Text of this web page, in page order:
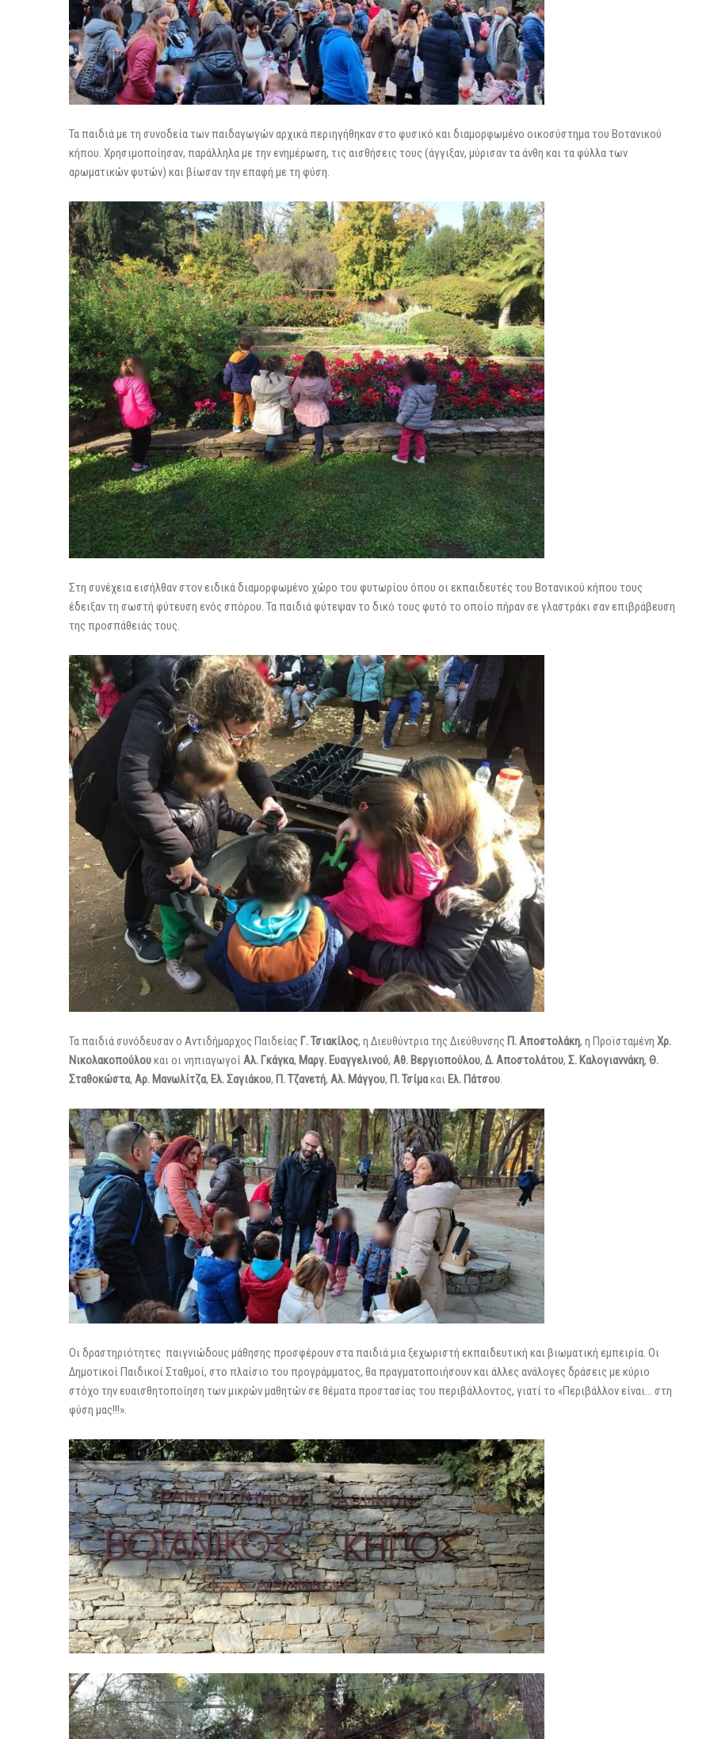
Τα παιδιά με τη συνοδεία των παιδαγωγών αρχικά περιηγήθηκαν στο φυσικό και διαμορφωμένο οικοσύστημα του Βοτανικού
κήπου. Χρησιμοποίησαν, παράλληλα με την ενημέρωση, τις αισθήσεις τους (άγγιξαν, μύρισαν τα άνθη και τα φύλλα των
αρωματικών φυτών) και βίωσαν την επαφή με τη φύση.
Στη συνέχεια εισήλθαν στον ειδικά διαμορφωμένο χώρο του φυτωρίου όπου οι εκπαιδευτές του Βοτανικού κήπου τους
έδειξαν τη σωστή φύτευση ενός σπόρου. Τα παιδιά φύτεψαν το δικό τους φυτό το οποίο πήραν σε γλαστράκι σαν επιβράβευση
της προσπάθειάς τους.
Τα παιδιά συνόδευσαν ο Αντιδήμαρχος Παιδείας Γ. Τσιακίλος, η Διευθύντρια της Διεύθυνσης Π. Αποστολάκη, η Προϊσταμένη Χρ.
Νικολακοπούλουκαι οι νηπιαγωγοίΑλ. Γκάγκα, Μαργ. Ευαγγελινού, Αθ. Βεργιοπούλου, Δ. Αποστολάτου, Σ. Καλογιαννάκη, Θ.
Σταθοκώστα, Αρ. Μανωλίτζα, Ελ. Σαγιάκου, Π. Τζανετή, Αλ. Μάγγου, Π. Τσίμακαι Ελ. Πάτσου.
Οι δραστηριότητες παιγνιώδους μάθησης προσφέρουν στα παιδιά μια ξεχωριστή εκπαιδευτική και βιωματική εμπειρία. Οι
Δημοτικοί Παιδικοί Σταθμοί, στο πλαίσιο του προγράμματος, θα πραγματοποιήσουν και άλλες ανάλογες δράσεις με κύριο
στόχο την ευαισθητοποίηση των μικρών μαθητών σε θέματα προστασίας του περιβάλλοντος, γιατί το «Περιβάλλον είναι… στη
φύση μας!!!».